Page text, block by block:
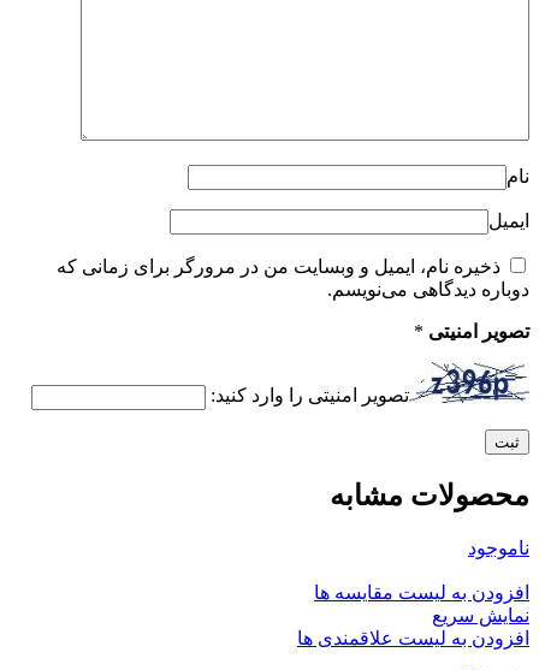
نام
ایمیل
ذخیره نام، ایمیل و وبسایت من در مرورگر برای زمانی که
دوباره دیدگاهی می‌نویسم.
تصویر امنیتی *
تصویر امنیتی را وارد کنید:
محصولات مشابه
ناموجود
افزودن به لیست مقایسه ها
نمایش سریع
افزودن به لیست علاقمندی ها